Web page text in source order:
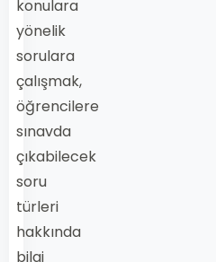
konulara
yönelik
sorulara
çalışmak,
öğrencilere
sınavda
çıkabilecek
soru
türleri
hakkında
bilgi